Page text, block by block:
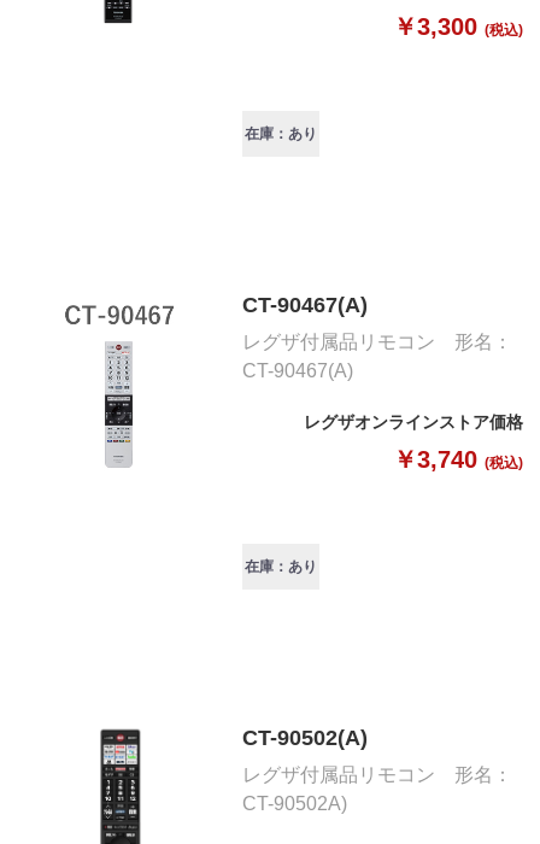
￥3,300 (税込)
在庫：あり
CT-90467(A)
レグザ付属品リモコン 形名：
CT-90467(A)
レグザオンラインストア価格
￥3,740 (税込)
在庫：あり
CT-90502(A)
レグザ付属品リモコン 形名：
CT-90502A)